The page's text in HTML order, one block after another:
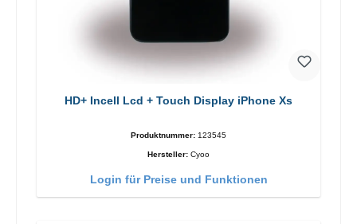
HD+ Incell Lcd + Touch Display iPhone Xs
Produktnummer: 123545
Hersteller: Cyoo
Login für Preise und Funktionen